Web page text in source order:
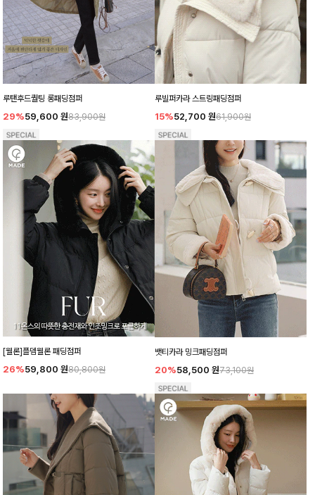
루탠후드퀄팅 롱패딩점퍼
29%59,600 원83,900원
루빌퍼카라 스트링패딩점퍼
15%52,700 원61,900원
[웰론]플뎀웰론 패딩점퍼
26%59,800 원80,800원
뱃티카라 밍크패딩점퍼
20%58,500 원73,100원